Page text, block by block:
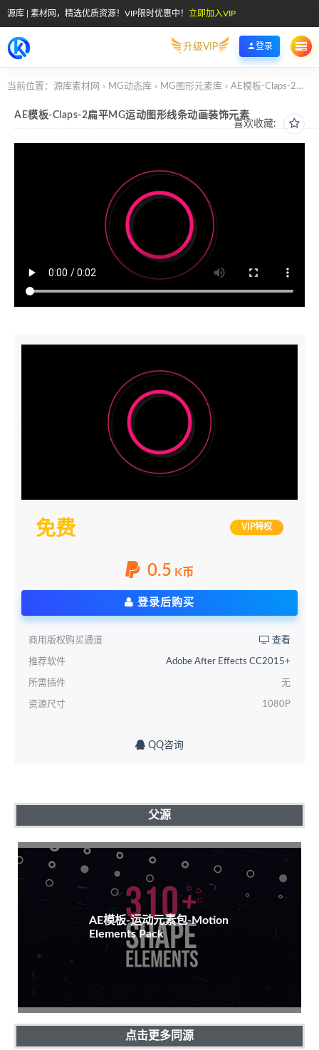
源库 | 素材网，精选优质资源！VIP限时优惠中！ 立即加入VIP
升级VIP 登录
当前位置： 源库素材网 > MG动态库 > MG图形元素库 > AE模板-Claps-2扁平MG运动图形线条动画装饰元素
喜欢收藏:
AE模板-Claps-2扁平MG运动图形线条动画装饰元素
免费 VIP特权
0.5 K币
登录后购买
商用版权购买通道 查看
推荐软件 Adobe After Effects CC2015+
所需插件 无
资源尺寸 1080P
QQ咨询
父源
AE模板-运动元素包-Motion
Elements Pack
点击更多同源